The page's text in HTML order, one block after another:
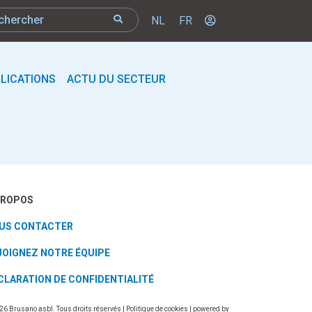
NL FR
ACTU DU SECTEUR
CONTACTER
NOTRE ÉQUIPE
DE CONFIDENTIALITÉ
Brusano asbl. Tous droits réservés | Politique de cookies
| powered by